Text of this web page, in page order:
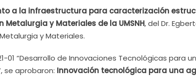
a la infraestructura para caracterización
y Materiales de la UMSNH, del Dr.
y Materiales.
01 “Desarrollo de Innovaciones Tecnológicas para
se aprobaron: Innovación tecnológica para una